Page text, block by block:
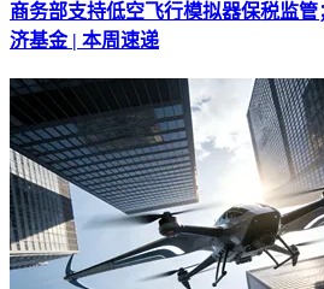
商务部支持低空飞行模拟器保税监
济基金 | 本周速递